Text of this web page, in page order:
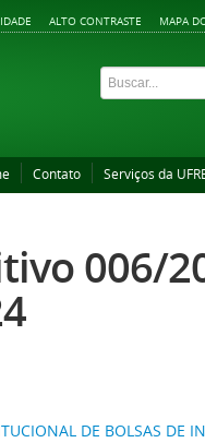
ALTO CONTRASTE MAPA
Contato Serviços da
006/
DE BOLSAS DE